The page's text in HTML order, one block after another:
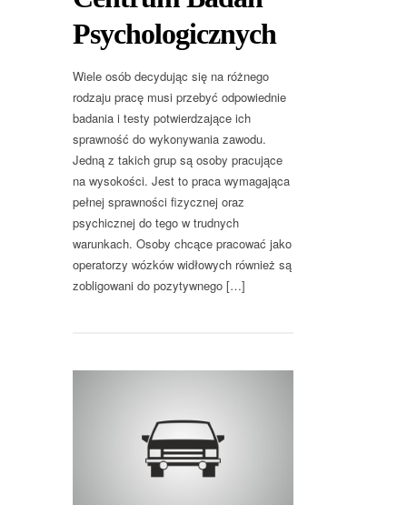
Psychologicznych
Wiele osób decydując się na różnego
rodzaju pracę musi przebyć odpowiednie
badania i testy potwierdzające ich
sprawność do wykonywania zawodu.
Jedną z takich grup są osoby pracujące
na wysokości. Jest to praca wymagająca
pełnej sprawności fizycznej oraz
psychicznej do tego w trudnych
warunkach. Osoby chcące pracować jako
operatorzy wózków widłowych również są
zobligowani do pozytywnego […]